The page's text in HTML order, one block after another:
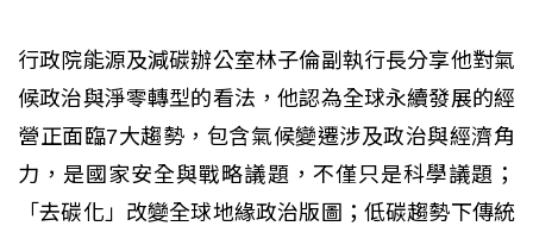
行政院能源及減碳辦公室林子倫副執行長分享他對氣
候政治與淨零轉型的看法，他認為全球永續發展的經
營正面臨7大趨勢，包含氣候變遷涉及政治與經濟角
力，是國家安全與戰略議題，不僅只是科學議題；
「去碳化」改變全球地緣政治版圖；低碳趨勢下傳統